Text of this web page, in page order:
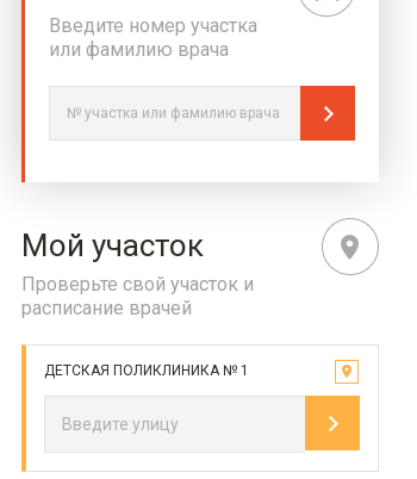
Введите номер участка
или фамилию врача
Мой участок
Проверьте свой участок и
расписание врачей
ДЕТСКАЯ ПОЛИКЛИНИКА № 1